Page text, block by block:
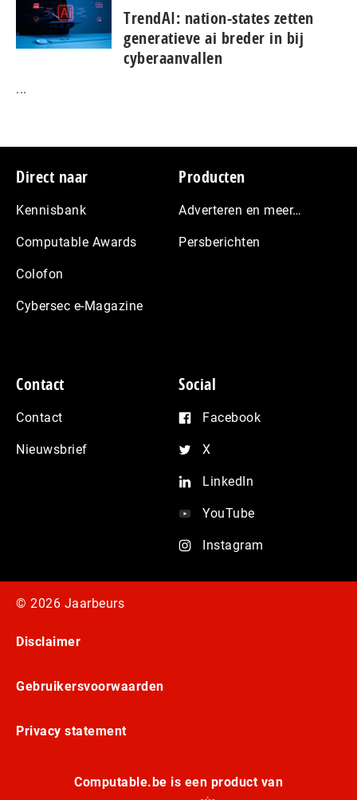
TrendAI: nation-states zetten
generatieve ai breder in bij
cyberaanvallen
...
Footer
Direct naar
Kennisbank
Computable Awards
Colofon
Cybersec e-Magazine
Producten
Adverteren en meer…
Persberichten
Contact
Contact
Nieuwsbrief
Social
Facebook
X
LinkedIn
YouTube
Instagram
© 2026 Jaarbeurs
Disclaimer
Gebruikersvoorwaarden
Privacy statement
Computable.be is een product van